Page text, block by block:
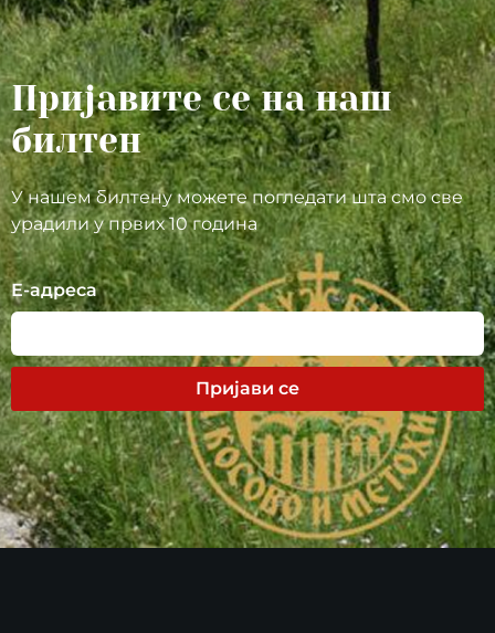
Пријавите се на наш
билтен
У нашем билтену можете погледати шта смо све
урадили у првих 10 година
Е-адреса
Пријави се